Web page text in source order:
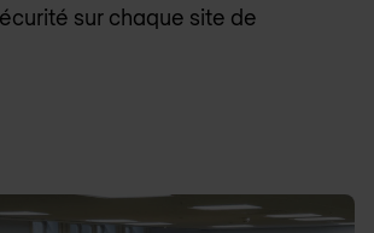
sur chaque site de